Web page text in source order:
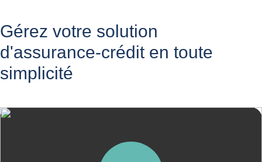
Gérez votre solution
d'assurance-crédit en toute
simplicité